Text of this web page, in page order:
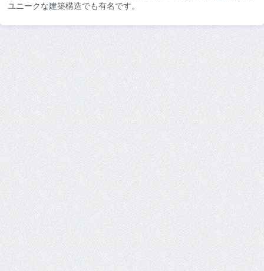
ユニークな建築構造でも有名です。